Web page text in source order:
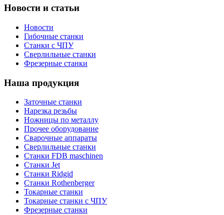
Новости и статьи
Новости
Гибочные станки
Станки с ЧПУ
Сверлильные станки
Фрезерные станки
Наша продукция
Заточные станки
Нарезка резьбы
Ножницы по металлу
Прочее оборудование
Сварочные аппараты
Сверлильные станки
Станки FDB maschinen
Станки Jet
Станки Ridgid
Станки Rothenberger
Токарные станки
Токарные станки с ЧПУ
Фрезерные станки